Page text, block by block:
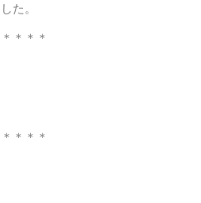
た。
＊＊＊
＊＊＊